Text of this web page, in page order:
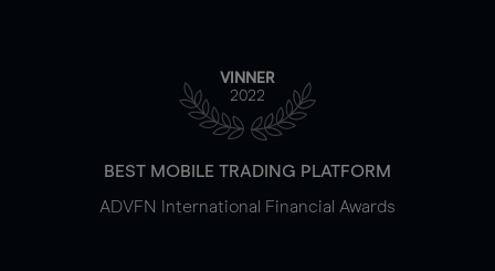
VINNER
2022
BEST MOBILE TRADING PLATFORM
ADVFN International Financial Awards